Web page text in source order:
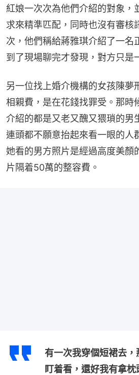
紅娘一次次為他們介紹的對象，
求來精準匹配，同時也沒有審核
次，他們稱給蔣雅琪介紹了一名
到了現場聊完才發現，對方只是
另一位找上婚介機構的女孩陳夢
相親費，是在花錢找罪受。那時
介紹的都是又老又醜又猥瑣的男
連頭都不願意抬起來看一眼的人
她看的男方照片是經過高度美顏
片隔着50萬的整容費。
有一次我穿個短裙去，
盯着看，還好我有拿